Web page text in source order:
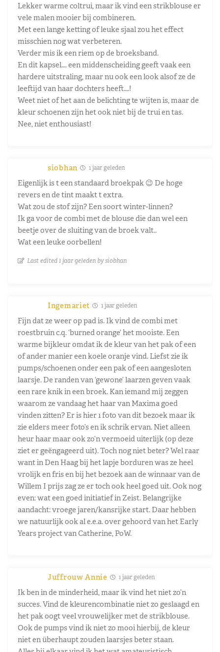
Lekker warme coltrui, maar ik vind een strikblouse er
vele malen mooier bij combineren.
Met een lange ketting of leuke sjaal zou het effect
misschien nog wat verbeteren.
Verder mis ik een riem op de broeksband.
En dit kapsel…. een middenscheiding geeft vaak een
hardere uitstraling, maar nu ook een look alsof ze de
leeftijd van haar dochters heeft….!
Weet niet of het aan de belichting te wijten is, maar de
kleur schoenen zijn het ook niet bij de trui en tas.
Nee, niet enthousiast!
siobhan 1 jaar geleden
Eigenlijk is t een standaard broekpak 😉 De hoge
revers en de tint maakt t extra.
Wat zou de stof zijn? Een soort winter-linnen?
Ik ga voor de combi met de blouse die dan wel een
beetje over de sluiting van de broek valt..
Wat een leuke oorbellen!
Last edited 1 jaar geleden by siobhan
Ingemariet 1 jaar geleden
Fijn dat ze weer op pad is. Ik vind de combi met
roestbruin c.q. ‘burned orange’ het mooiste. Een
warme bijkleur omdat ik de kleur van het pak of een
of ander manier een koele oranje vind. Liefst zie ik
pumps/schoenen onder een pak of een aangesloten
laarsje. De randen van ‘gewone’ laarzen geven vaak
een rare knik in een broek. Kan iemand mij zeggen
waarom ze vandaag het haar van Maxima goed
vinden zitten? Er is hier 1 foto van dit bezoek maar ik
zie elders meer foto’s en ik schrik ervan. Niet alleen
heur haar maar ook zo’n vermoeid uiterlijk (op deze
ziet er geëngageerd uit). Toch nog niet beter? Wel raar
want in Den Haag bij het lapje borduren was ze heel
vrolijk en fris en bij het bezoek aan de winnaar van de
Willem I prijs zag ze er toch ook heel goed uit. Ook nog
even: wat een goed initiatief in Zeist. Belangrijke
aandacht: vroege jaren/kansrijke start. Daar hebben
we natuurlijk ook al e.e.a. over gehoord van het Early
Years project van Catherine, PoW.
Juffrouw Annie 1 jaar geleden
Ik ben in de minderheid, maar ik vind het niet zo’n
succes. Vind de kleurencombinatie niet zo geslaagd en
het pak oogt veel vrouwelijker met de strikblouse.
Ook de pumps vind ik niet zo mooi hierbij, de kleur
niet en überhaupt zouden laarsjes beter staan.